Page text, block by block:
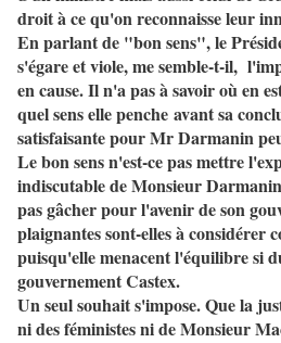
droit à ce qu'on reconnaisse leur
En parlant de "bon sens", le
s'égare et viole, me semble-t-il,
en cause. Il n'a pas à savoir où en
quel sens elle penche avant sa
satisfaisante pour Mr Darmanin
Le bon sens n'est-ce pas mettre
indiscutable de Monsieur
pas gâcher pour l'avenir de son
plaignantes sont-elles à considérer
puisqu'elle menacent l'équilibre si
gouvernement Castex.
Un seul souhait s'impose. Que la
ni des féministes ni de Monsieur